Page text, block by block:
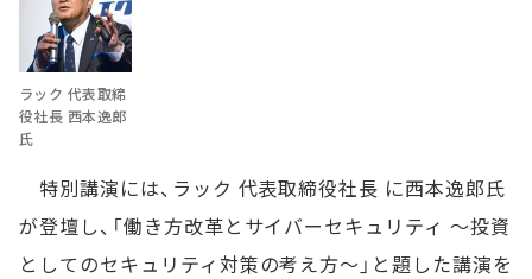
ラック 代表取締
役社長 西本逸郎
氏
特別講演には、ラック 代表取締役社長 に西本逸郎氏
が登壇し、「働き方改革とサイバーセキュリティ ～投資
としてのセキュリティ対策の考え方～」と題した講演を